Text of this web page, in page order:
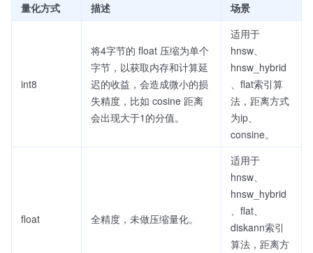
量化方式 描述 场景
int8
将4字节的 float 压缩为单个
字节，以获取内存和计算延
迟的收益，会造成微小的损
失精度，比如 cosine 距离
会出现大于1的分值。
适用于
hnsw、
hnsw_hybrid
、flat索引算
法，距离方式
为ip、
consine。
float 全精度，未做压缩量化。
适用于
hnsw、
hnsw_hybrid
、flat、
diskann索引
算法，距离方